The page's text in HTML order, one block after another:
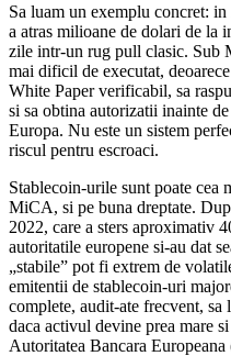
Sa luam un exemplu concret:
a atras milioane de dolari de la
zile intr-un rug pull clasic. Sub
mai dificil de executat,
White Paper verificabil, sa
si sa obtina autorizatii inainte
Europa. Nu este un sistem
riscul pentru escroaci.
Stablecoin-urile sunt poate cea
MiCA, si pe buna dreptate.
2022, care a sters aproximativ
autoritatile europene si-au dat
„stabile” pot fi extrem de
emitentii de stablecoin-uri
complete, audit-ate frecvent,
daca activul devine prea mare
Autoritatea Bancara